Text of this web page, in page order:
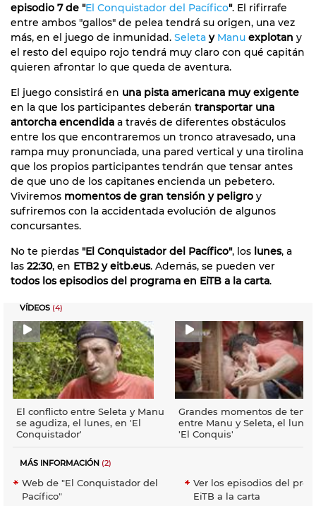
episodio 7 de "El Conquistador del Pacífico". El rifirrafe
entre ambos "gallos" de pelea tendrá su origen, una vez
más, en el juego de inmunidad. Seleta y Manu explotan y
el resto del equipo rojo tendrá muy claro con qué capitán
quieren afrontar lo que queda de aventura.
El juego consistirá en una pista americana muy exigente
en la que los participantes deberán transportar una
antorcha encendida a través de diferentes obstáculos
entre los que encontraremos un tronco atravesado, una
rampa muy pronunciada, una pared vertical y una tirolina
que los propios participantes tendrán que tensar antes
de que uno de los capitanes encienda un pebetero.
Viviremos momentos de gran tensión y peligro y
sufriremos con la accidentada evolución de algunos
concursantes.
No te pierdas "El Conquistador del Pacífico", los lunes, a
las 22:30, en ETB2 y eitb.eus. Además, se pueden ver
todos los episodios del programa en EiTB a la carta.
VÍDEOS (4)
El conflicto entre Seleta y Manu
se agudiza, el lunes, en 'El
Conquistador'
Grandes momentos de
entre Manu y Seleta, el
'El Conquis'
MÁS INFORMACIÓN (2)
Web de "El Conquistador del
Pacífico"
Ver los episodios del
EiTB a la carta